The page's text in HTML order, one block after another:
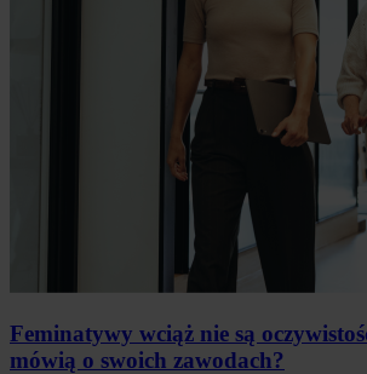
Feminatywy wciąż nie są
mówią o swoich zawodach?